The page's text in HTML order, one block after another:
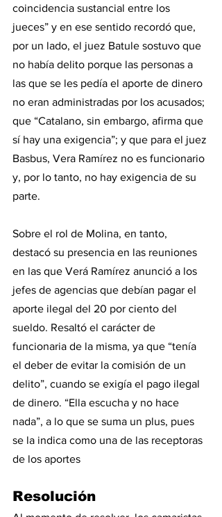
coincidencia sustancial entre los
jueces” y en ese sentido recordó que,
por un lado, el juez Batule sostuvo que
no había delito porque las personas a
las que se les pedía el aporte de dinero
no eran administradas por los acusados;
que “Catalano, sin embargo, afirma que
sí hay una exigencia”; y que para el juez
Basbus, Vera Ramírez no es funcionario
y, por lo tanto, no hay exigencia de su
parte.
Sobre el rol de Molina, en tanto,
destacó su presencia en las reuniones
en las que Verá Ramírez anunció a los
jefes de agencias que debían pagar el
aporte ilegal del 20 por ciento del
sueldo. Resaltó el carácter de
funcionaria de la misma, ya que “tenía
el deber de evitar la comisión de un
delito”, cuando se exigía el pago ilegal
de dinero. “Ella escucha y no hace
nada”, a lo que se suma un plus, pues
se la indica como una de las receptoras
de los aportes
Resolución